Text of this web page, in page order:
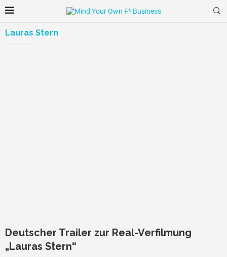
Lauras Stern
Deutscher Trailer zur Real-Verfilmung
„Lauras Stern“